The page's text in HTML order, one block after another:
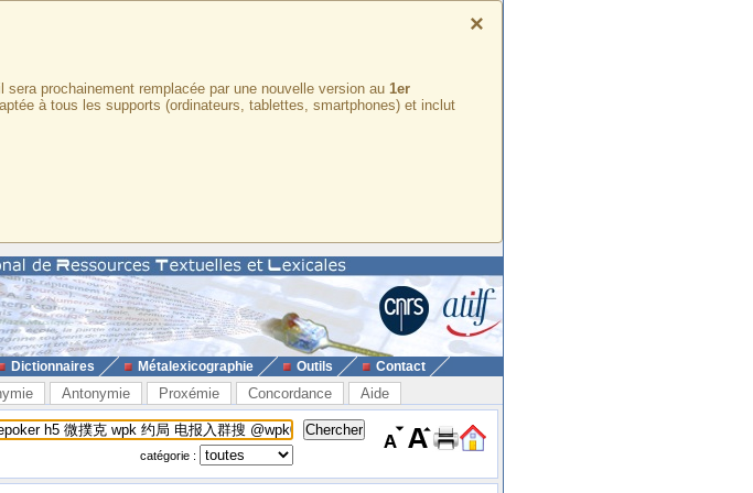
×
prochainement remplacée par une nouvelle version au 1er
à tous les supports (ordinateurs, tablettes, smartphones) et inclut
Dictionnaires Métalexicographie Outils Contact
Antonymie Proxémie Concordance Aide
catégorie :